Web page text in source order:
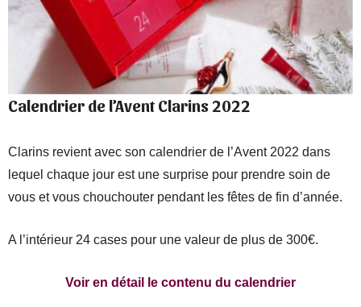
Calendrier de l’Avent Clarins 2022
Clarins revient avec son calendrier de l’Avent 2022 dans
lequel chaque jour est une surprise pour prendre soin de
vous et vous chouchouter pendant les fêtes de fin d’année.
A l’intérieur 24 cases pour une valeur de plus de 300€.
Voir en détail le contenu du calendrier